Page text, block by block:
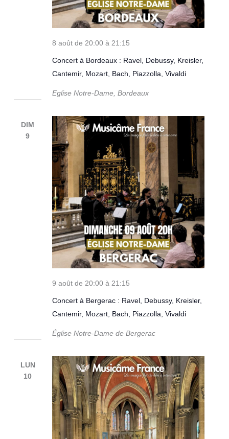
Concert à Bordeaux : Ravel, Debussy, Kreisler,
Cantemir, Mozart, Bach, Piazzolla, Vivaldi
8 août de 20:00 à 21:15
Eglise Notre-Dame, Bordeaux
DIM
9
Concert à Bergerac : Ravel, Debussy, Kreisler,
Cantemir, Mozart, Bach, Piazzolla, Vivaldi
9 août de 20:00 à 21:15
Église Notre-Dame de Bergerac
LUN
10